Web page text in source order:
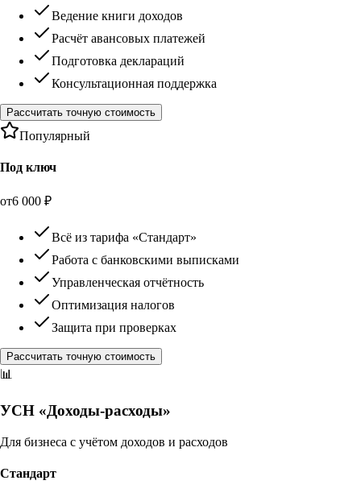
Ведение книги доходов
Расчёт авансовых платежей
Подготовка деклараций
Консультационная поддержка
Рассчитать точную стоимость
Популярный
Под ключ
от6 000 ₽
Всё из тарифа «Стандарт»
Работа с банковскими выписками
Управленческая отчётность
Оптимизация налогов
Защита при проверках
Рассчитать точную стоимость
📊
УСН «Доходы-расходы»
Для бизнеса с учётом доходов и расходов
Стандарт